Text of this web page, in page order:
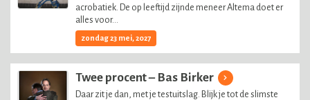
acrobatiek. De op leeftijd zijnde meneer Altema doet er
alles voor...
zondag 23 mei, 2027
Twee procent – Bas Birker
Daar zit je dan, met je testuitslag. Blijk je tot de slimste